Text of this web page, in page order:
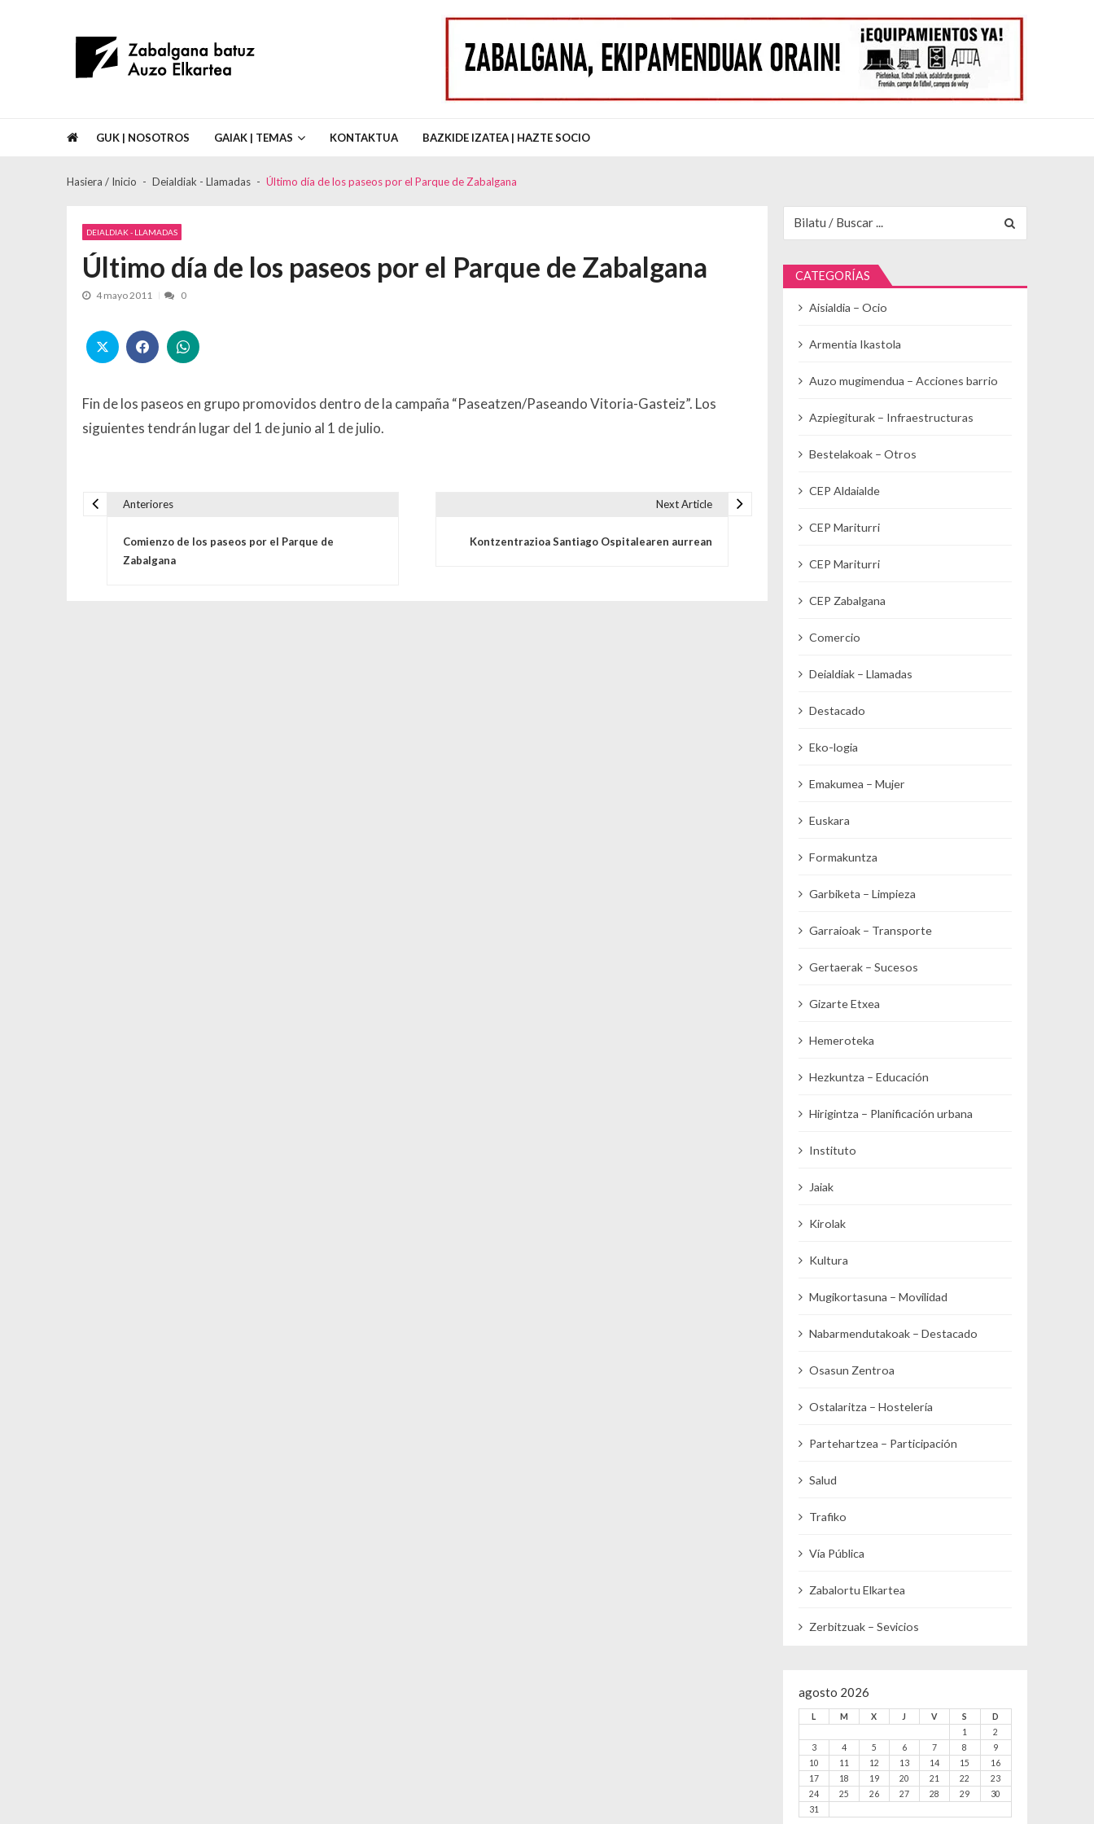
Asociación de Vecinos Zabalgana Batuz Auzo Elkartea
GUK | NOSOTROS GAIAK | TEMAS KONTAKTUA BAZKIDE IZATEA | HAZTE SOCIO
Hasiera / Inicio Deialdiak - Llamadas Último día de los paseos por el Parque de Zabalgana
DEIALDIAK - LLAMADAS
Último día de los paseos por el Parque de Zabalgana
4 mayo 2011 0
Fin de los paseos en grupo promovidos dentro de la campaña “Paseatzen/Paseando Vitoria-Gasteiz”. Los
siguientes tendrán lugar del 1 de junio al 1 de julio.
Anteriores
Comienzo de los paseos por el Parque de
Zabalgana
Next Article
Kontzentrazioa Santiago Ospitalearen aurrean
CATEGORÍAS
Aisialdia – Ocio
Armentia Ikastola
Auzo mugimendua – Acciones barrio
Azpiegiturak – Infraestructuras
Bestelakoak – Otros
CEP Aldaialde
CEP Mariturri
CEP Mariturri
CEP Zabalgana
Comercio
Deialdiak – Llamadas
Destacado
Eko-logia
Emakumea – Mujer
Euskara
Formakuntza
Garbiketa – Limpieza
Garraioak – Transporte
Gertaerak – Sucesos
Gizarte Etxea
Hemeroteka
Hezkuntza – Educación
Hirigintza – Planificación urbana
Instituto
Jaiak
Kirolak
Kultura
Mugikortasuna – Movilidad
Nabarmendutakoak – Destacado
Osasun Zentroa
Ostalaritza – Hostelería
Partehartzea – Participación
Salud
Trafiko
Vía Pública
Zabalortu Elkartea
Zerbitzuak – Sevicios
agosto 2026
L M X J V S
D
1
2
3
4 5 6 7 8
9
10
11 12 13 14 15
16
17
18 19 20 21 22
23
24
25 26 27 28 29
30
31